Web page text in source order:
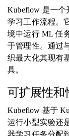
Kubeflow 是一个
学习工作流程。
境中运行 ML 任
于管理性。通过
织最大化其现有
具。
可扩展性和
Kubeflow 基于
运行小型实验还
器学习任务分配